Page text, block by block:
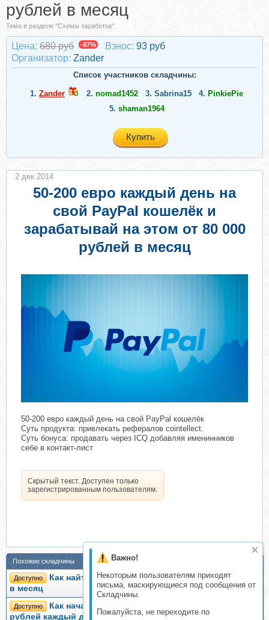
Важно!
Некоторым пользователям приходят
письма, маскирующиеся под сообщения от
Складчины.
Пожалуйста, не переходите по
рублей в месяц
Тема в разделе "Схемы заработка"
Цена: 680 руб -87% Взнос: 93 руб
Организатор: Zander
Список участников складчины:
1. Zander 2. nomad1452 3. Sabrina15 4. PinkiePie
5. shaman1964
Купить
50-200 евро каждый день на
cвой PayPal кошелёк и
зарабатывай на этом от 80 000
рублей в месяц
50-200 евро каждый день на cвой PayPal кошелёк​
Суть продукта: привлекать рефералов cointellect.
Суть бонуса: продавать через ICQ добавляя именинников
себе в контакт-лист
Скрытый текст. Доступен только
зарегистрированным пользователям.
2 дек 2014
Похожие складчины
Доступно
Как найти работу с зарплатой от 200 000 рублей
в месяц
Доступно
Как начать зарабатывать стаибльно 300-500
рублей каждый день, 2014